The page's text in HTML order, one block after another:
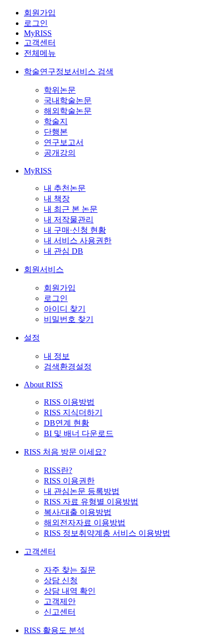
회원가입
로그인
MyRISS
고객센터
전체메뉴
학술연구정보서비스 검색
학위논문
국내학술논문
해외학술논문
학술지
단행본
연구보고서
공개강의
MyRISS
내 추천논문
내 책장
내 최근 본 논문
내 저작물관리
내 구매·신청 현황
내 서비스 사용권한
내 관심 DB
회원서비스
회원가입
로그인
아이디 찾기
비밀번호 찾기
설정
내 정보
검색환경설정
About RISS
RISS 이용방법
RISS 지식더하기
DB연계 현황
BI 및 배너 다운로드
RISS 처음 방문 이세요?
RISS란?
RISS 이용권한
내 관심논문 등록방법
RISS 자료 유형별 이용방법
복사/대출 이용방법
해외전자자료 이용방법
RISS 정보취약계층 서비스 이용방법
고객센터
자주 찾는 질문
상담 신청
상담 내역 확인
고객제안
신고센터
RISS 활용도 분석